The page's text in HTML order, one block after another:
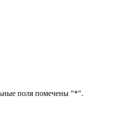
поля помечены "*".